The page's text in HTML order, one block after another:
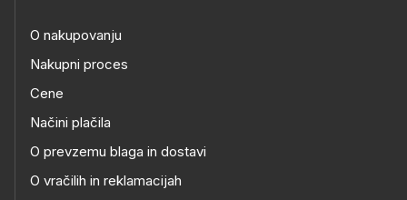
O nakupovanju
Nakupni proces
Cene
Načini plačila
O prevzemu blaga in dostavi
O vračilih in reklamacijah